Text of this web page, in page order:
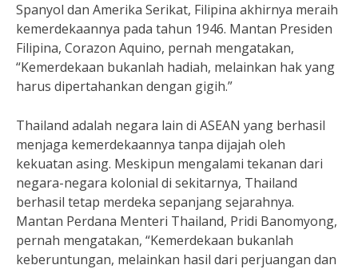
Spanyol dan Amerika Serikat, Filipina akhirnya meraih
kemerdekaannya pada tahun 1946. Mantan Presiden
Filipina, Corazon Aquino, pernah mengatakan,
“Kemerdekaan bukanlah hadiah, melainkan hak yang
harus dipertahankan dengan gigih.”
Thailand adalah negara lain di ASEAN yang berhasil
menjaga kemerdekaannya tanpa dijajah oleh
kekuatan asing. Meskipun mengalami tekanan dari
negara-negara kolonial di sekitarnya, Thailand
berhasil tetap merdeka sepanjang sejarahnya.
Mantan Perdana Menteri Thailand, Pridi Banomyong,
pernah mengatakan, “Kemerdekaan bukanlah
keberuntungan, melainkan hasil dari perjuangan dan